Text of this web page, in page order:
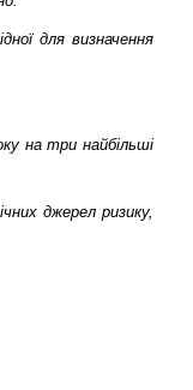
для визначення
на три найбільші
джерел ризику,